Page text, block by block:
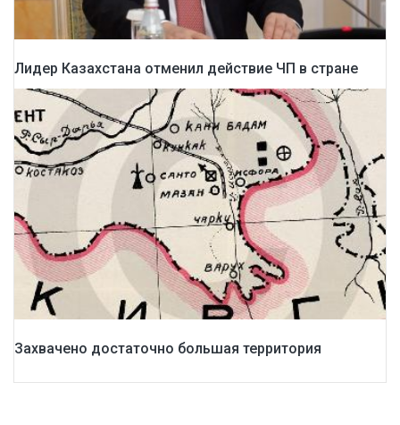
Лидер Казахстана отменил действие ЧП в стране
Захвачено достаточно большая территория